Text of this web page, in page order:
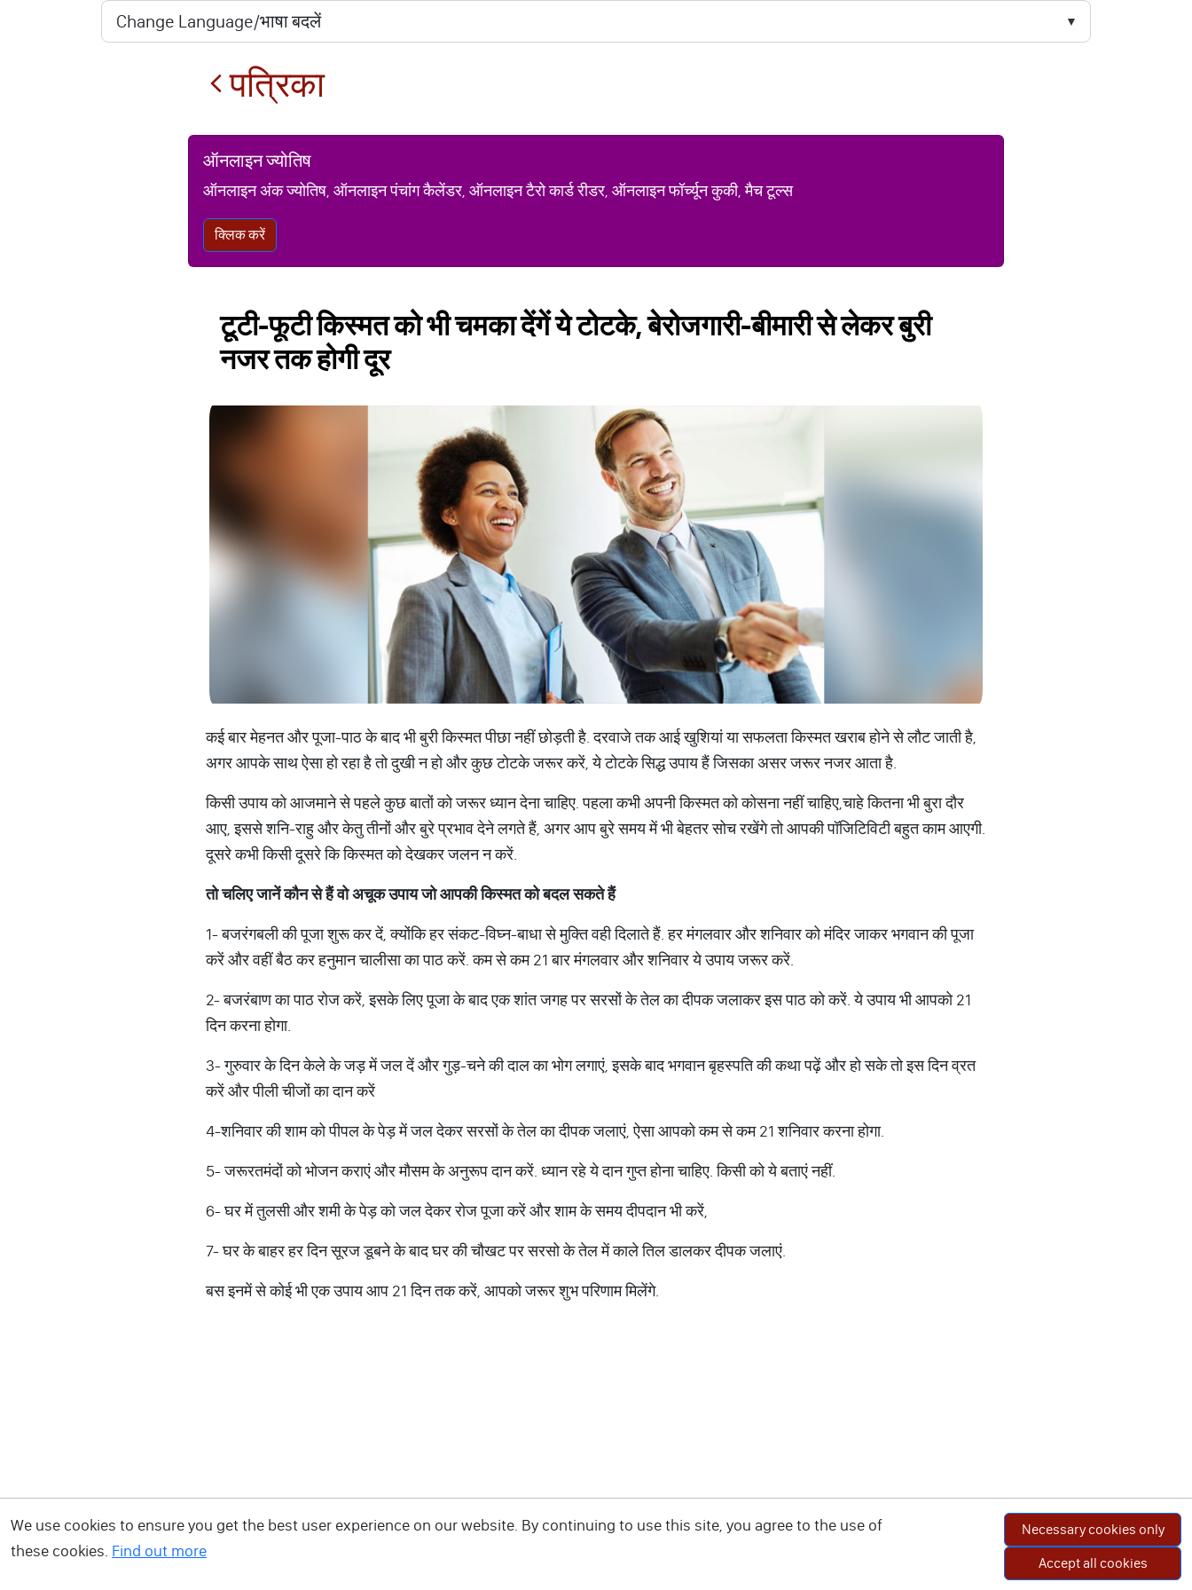
पत्रिका
ऑनलाइन ज्योतिष
ऑनलाइन अंक ज्योतिष, ऑनलाइन पंचांग कैलेंडर, ऑनलाइन टैरो कार्ड रीडर, ऑनलाइन फॉर्च्यून कुकी, मैच टूल्स
क्लिक करें
टूटी-फूटी किस्मत को भी चमका देंगें ये टोटके, बेरोजगारी-बीमारी से लेकर बुरी
नजर तक होगी दूर
कई बार मेहनत और पूजा-पाठ के बाद भी बुरी किस्मत पीछा नहीं छोड़ती है. दरवाजे तक आई खुशियां या सफलता किस्मत खराब होने से लौट जाती है,
अगर आपके साथ ऐसा हो रहा है तो दुखी न हो और कुछ टोटके जरूर करें, ये टोटके सिद्ध उपाय हैं जिसका असर जरूर नजर आता है.
किसी उपाय को आजमाने से पहले कुछ बातों को जरूर ध्यान देना चाहिए. पहला कभी अपनी किस्मत को कोसना नहीं चाहिए,चाहे कितना भी बुरा दौर
आए, इससे शनि-राहु और केतु तीनों और बुरे प्रभाव देने लगते हैं, अगर आप बुरे समय में भी बेहतर सोच रखेंगे तो आपकी पॉजिटिविटी बहुत काम आएगी.
दूसरे कभी किसी दूसरे कि किस्मत को देखकर जलन न करें.
तोचलिएजानेंकौनसेहैंवोअचूकउपायजोआपकीकिस्मतकोबदलसकतेहैं
1- बजरंगबली की पूजा शुरू कर दें, क्योंकि हर संकट-विघ्न-बाधा से मुक्ति वही दिलाते हैं. हर मंगलवार और शनिवार को मंदिर जाकर भगवान की पूजा
करें और वहीं बैठ कर हनुमान चालीसा का पाठ करें. कम से कम 21 बार मंगलवार और शनिवार ये उपाय जरूर करें.
2- बजरंबाण का पाठ रोज करें, इसके लिए पूजा के बाद एक शांत जगह पर सरसों के तेल का दीपक जलाकर इस पाठ को करें. ये उपाय भी आपको 21
दिन करना होगा.
3- गुरुवार के दिन केले के जड़ में जल दें और गुड़-चने की दाल का भोग लगाएं, इसके बाद भगवान बृहस्पति की कथा पढ़ें और हो सके तो इस दिन व्रत
करें और पीली चीजों का दान करें
4-शनिवार की शाम को पीपल के पेड़ में जल देकर सरसों के तेल का दीपक जलाएं, ऐसा आपको कम से कम 21 शनिवार करना होगा.
5- जरूरतमंदों को भोजन कराएं और मौसम के अनुरूप दान करें. ध्यान रहे ये दान गुप्त होना चाहिए. किसी को ये बताएं नहीं.
6- घर में तुलसी और शमी के पेड़ को जल देकर रोज पूजा करें और शाम के समय दीपदान भी करें,
7- घर के बाहर हर दिन सूरज डूबने के बाद घर की चौखट पर सरसो के तेल में काले तिल डालकर दीपक जलाएं.
बस इनमें से कोई भी एक उपाय आप 21 दिन तक करें, आपको जरूर शुभ परिणाम मिलेंगे.
We use cookies to ensure you get the best user experience on our website. By continuing to use this site, you agree to the use of
these cookies. Find out more
Necessary cookies only
Accept all cookies